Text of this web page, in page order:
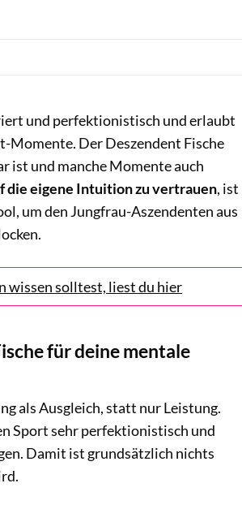
und perfektionistisch und erlaubt
Momente. Der Deszendent Fische
ist und manche Momente auch
die eigene Intuition zu vertrauen, ist
um den Jungfrau-Aszendenten aus
wissen solltest, liest du hier
für deine mentale
als Ausgleich, statt nur Leistung.
Sport sehr perfektionistisch und
Damit ist grundsätzlich nichts